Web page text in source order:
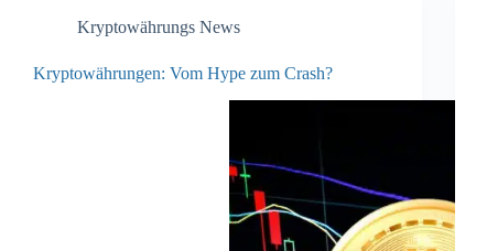
Kryptowährungs News
Kryptowährungen: Vom Hype zum Crash?